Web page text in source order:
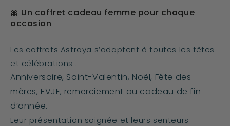
🎀 Un coffret cadeau femme pour chaque
occasion
Les coffrets Astroya s’adaptent à toutes les fêtes
et célébrations :
Anniversaire, Saint-Valentin, Noël, Fête des
mères, EVJF, remerciement ou cadeau de fin
d’année.
Leur présentation soignée et leurs senteurs